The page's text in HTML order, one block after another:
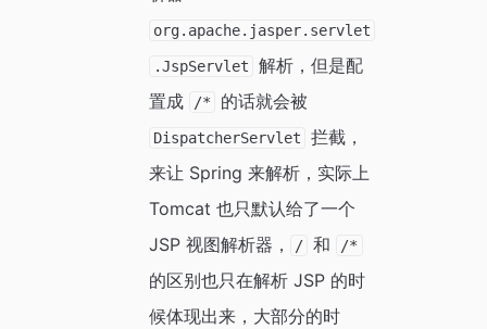
org.apache.jasper.servlet
.JspServlet
解析，但是配
置成
/* 的话就会被
DispatcherServlet
拦截，
来让 Spring 来解析，实际上
Tomcat 也只默认给了一个
JSP 视图解析器，
/ 和 /*
的区别也只在解析 JSP 的时
候体现出来，大部分的时